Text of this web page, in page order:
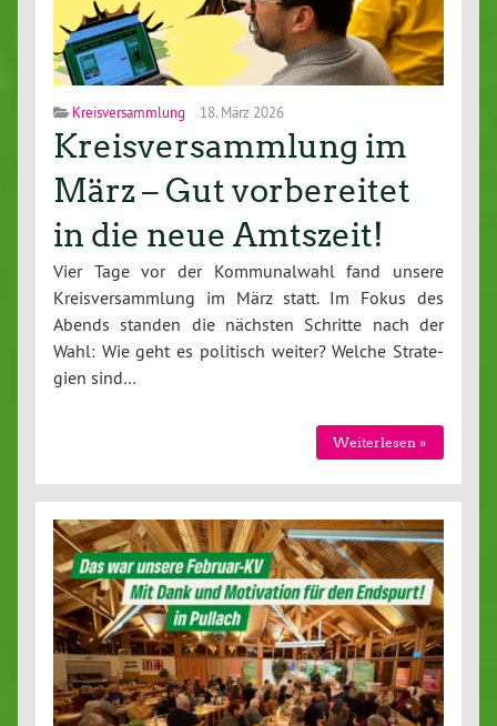
Kreisversammlung 18. März 2026
Kreisversammlung im
März – Gut vorbereitet
in die neue Amtszeit!
Vier Tage vor der Kom­mu­nal­wahl fand unsere
Kreis­ver­samm­lung im März statt. Im Fokus des
Abends standen die nächsten Schritte nach der
Wahl: Wie geht es politisch weiter? Welche Stra­te­
gi­en sind…
Wei­ter­le­sen »